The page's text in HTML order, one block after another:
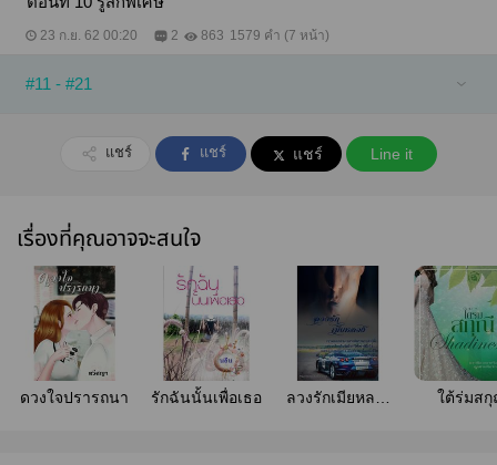
23 ก.ย. 62 00:20 2 863 1579 คำ (7 หน้า)
#11 - #21
แชร์ แชร์ แชร์ Line it
เรื่องที่คุณอาจจะสนใจ
ดวงใจปรารถนา รักฉันนั้นเพื่อเธอ
ลวงรักเมียหลวง
ใต้ร่มส